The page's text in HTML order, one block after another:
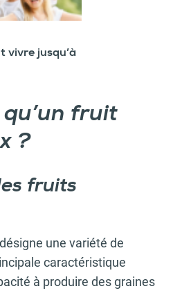
vivre jusqu’à
qu’un fruit
?
fruits
une variété de
caractéristique
à produire des graines